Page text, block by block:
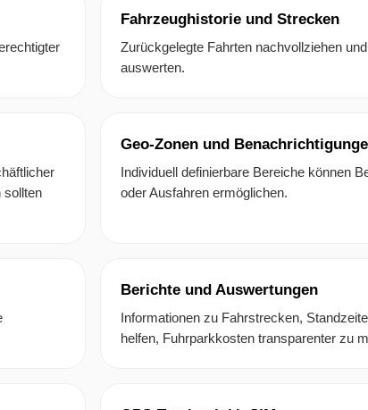
Fahrzeughistorie und Strecken
Zurückgelegte Fahrten nachvollziehen
auswerten.
sollten
Geo-Zonen und
Individuell definierbare Bereiche können
oder Ausfahren ermöglichen.
Berichte und Auswertungen
Informationen zu Fahrstrecken,
helfen, Fuhrparkkosten transparenter zu